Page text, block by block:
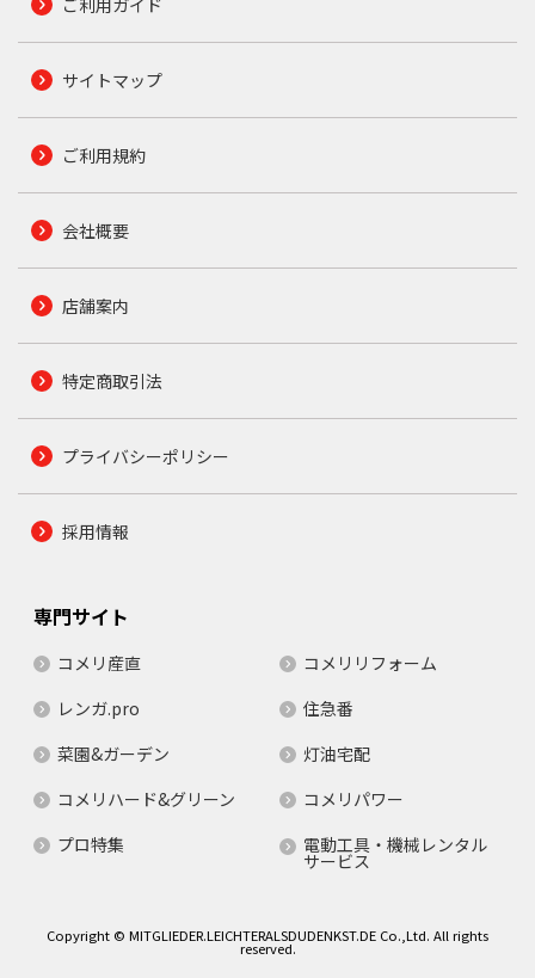
ご利用ガイド
サイトマップ
ご利用規約
会社概要
店舗案内
特定商取引法
プライバシーポリシー
採用情報
専門サイト
コメリ産直
コメリリフォーム
レンガ.pro
住急番
菜園&ガーデン
灯油宅配
コメリハード&グリーン
コメリパワー
プロ特集
電動工具・機械レンタル
サービス
Copyright © MITGLIEDER.LEICHTERALSDUDENKST.DE Co.,Ltd. All rights
reserved.